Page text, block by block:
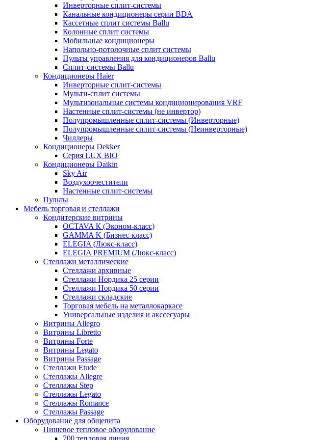
Инверторные сплит-системы
Канальные кондиционеры серии BDA
Кассетные сплит системы Ballu
Колонные сплит системы
Мобильные кондиционеры
Напольно-потолочные сплит системы
Пульты управления для кондиционеров Ballu
Сплит-системы Ballu
Кондиционеры Haier
Инверторные сплит-системы
Мульти-сплит системы
Мультизональные системы кондиционирования VRF
Настенные сплит-системы (не инвертор)
Полупромышленные сплит-системы (Инверторные)
Полупромышленные сплит-системы (Неинверторные)
Чиллеры
Кондиционеры Dekker
Серия LUX BIO
Кондиционеры Daikin
Sky Air
Воздухоочестители
Настенные сплит-системы
Пульты
Мебель торговая и стеллажи
Кондитерские витрины
OCTAVA К (Эконом-класс)
GAMMA K (Бизнес-класс)
ELEGIA (Люкс-класс)
ELEGIA PREMIUM (Люкс-класс)
Стеллажи металлические
Стеллажи архивные
Стеллажи Нордика 25 серии
Стеллажи Нордика 50 серии
Стеллажи складские
Торговая мебель на металлокаркасе
Универсальные изделия и акссесуары
Витрины Allegro
Витрины Libretto
Витрины Forte
Витрины Legato
Витрины Passage
Стеллажи Etude
Стеллажы Allegre
Стеллажы Step
Стеллажы Legato
Стеллажы Romance
Стеллажы Passage
Оборудование для общепита
Пищевое тепловое оборудование
700 тепловая линия